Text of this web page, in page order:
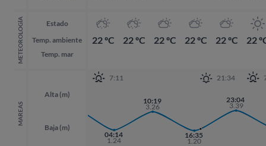
METEOROLOGÍA
Estado
Temp. ambiente
Temp. mar
MAREAS
Alta (m)
Baja (m)
22 ºC 22 ºC 22 ºC 22 ºC 22 ºC
7:11 21:34
21:57
04:14
1.24
10:19
3.26
16:35
1.20
23:04
3.39
22
23:04
3.39